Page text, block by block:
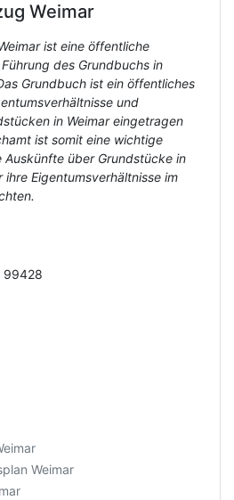
Weimar
ist eine öffentliche
des Grundbuchs in
Grundbuch ist ein öffentliches
und
in Weimar eingetragen
ist somit eine wichtige
Auskünfte über Grundstücke in
ihre Eigentumsverhältnisse im
99428
Weimar